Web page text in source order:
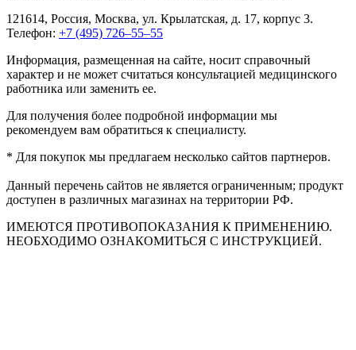
121614, Россия, Москва, ул. Крылатская, д. 17, корпус 3.
Телефон: +7 (495) 726–55–55
Информация, размещенная на сайте, носит справочный
характер и не может считаться консультацией медицинского
работника или заменить ее.
Для получения более подробной информации мы
рекомендуем вам обратиться к специалисту.
* Для покупок мы предлагаем несколько сайтов партнеров.
Данный перечень сайтов не является ограниченным; продукт
доступен в различных магазинах на территории РФ.
ИМЕЮТСЯ ПРОТИВОПОКАЗАНИЯ К ПРИМЕНЕНИЮ.
НЕОБХОДИМО ОЗНАКОМИТЬСЯ С ИНСТРУКЦИЕЙ.